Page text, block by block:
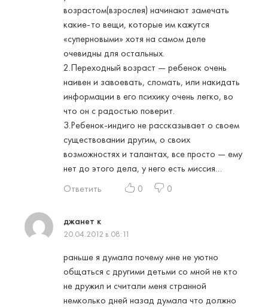
возрастом(взрослея) начинают замечать
какие-то вещи, которые им кажутся
«суперновыми» хотя на самом деле
очевидны для остальных.
2.Переходный возраст — ребенок очень
наивен и завоевать, сломать, или накидать
информации в его психику очень легко, во
что он с радостью поверит.
3.Ребенок-индиго не рассказывает о своем
существовании другим, о своих
возможностях и талантах, все просто — ему
нет до этого дела, у него есть миссия…
Ответить
0 0
джанет к
20.04.2012 в 08:11
раньше я думала почему мне не уютно
общаться с другими детьми со мной не кто
не дружил и считали меня странной
немколько дней назад думала что должно